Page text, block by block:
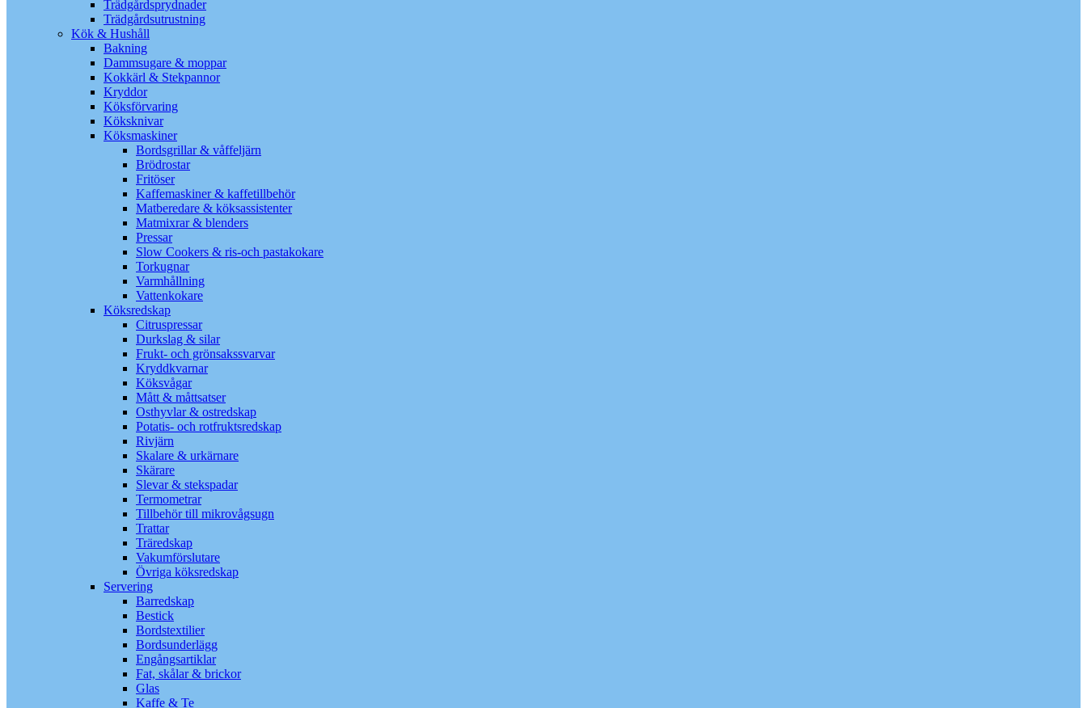
Trädgårdsprydnader
Trädgårdsutrustning
Kök & Hushåll
Bakning
Dammsugare & moppar
Kokkärl & Stekpannor
Kryddor
Köksförvaring
Köksknivar
Köksmaskiner
Bordsgrillar & våffeljärn
Brödrostar
Fritöser
Kaffemaskiner & kaffetillbehör
Matberedare & köksassistenter
Matmixrar & blenders
Pressar
Slow Cookers & ris-och pastakokare
Torkugnar
Varmhållning
Vattenkokare
Köksredskap
Citruspressar
Durkslag & silar
Frukt- och grönsakssvarvar
Kryddkvarnar
Köksvågar
Mått & måttsatser
Osthyvlar & ostredskap
Potatis- och rotfruktsredskap
Rivjärn
Skalare & urkärnare
Skärare
Slevar & stekspadar
Termometrar
Tillbehör till mikrovågsugn
Trattar
Träredskap
Vakumförslutare
Övriga köksredskap
Servering
Barredskap
Bestick
Bordstextilier
Bordsunderlägg
Engångsartiklar
Fat, skålar & brickor
Glas
Kaffe & Te